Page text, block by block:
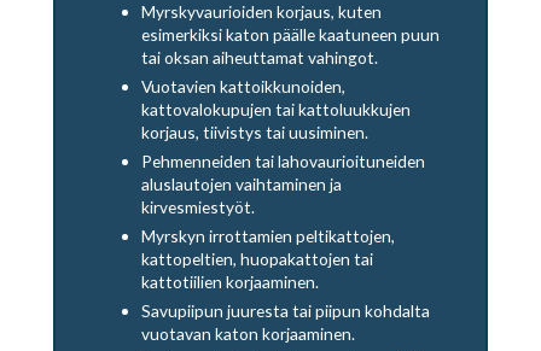
Myrskyvaurioiden korjaus, kuten
esimerkiksi katon päälle kaatuneen puun
tai oksan aiheuttamat vahingot.
Vuotavien kattoikkunoiden,
kattovalokupujen tai kattoluukkujen
korjaus, tiivistys tai uusiminen.
Pehmenneiden tai lahovaurioituneiden
aluslautojen vaihtaminen ja
kirvesmiestyöt.
Myrskyn irrottamien peltikattojen,
kattopeltien, huopakattojen tai
kattotiilien korjaaminen.
Savupiipun juuresta tai piipun kohdalta
vuotavan katon korjaaminen.